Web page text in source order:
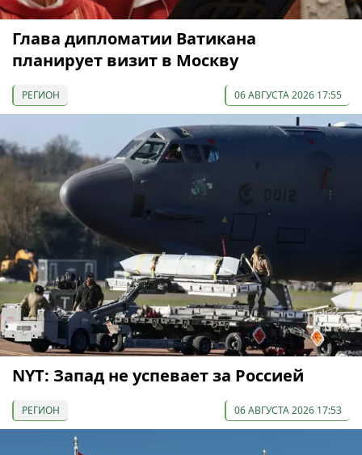
Глава дипломатии Ватикана
планирует визит в Москву
РЕГИОН 06 АВГУСТА 2026 17:55
NYT: Запад не успевает за Россией
РЕГИОН 06 АВГУСТА 2026 17:53